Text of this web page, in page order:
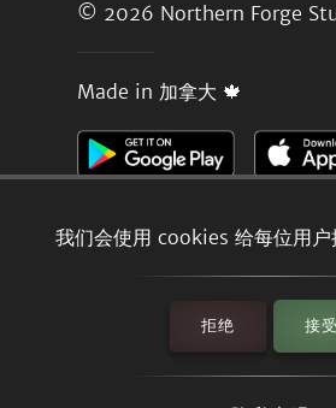
我们会使用 cookies 给每位用户
拒绝 接受
© 2026 Northern Forge
Made in 加拿大 🍁